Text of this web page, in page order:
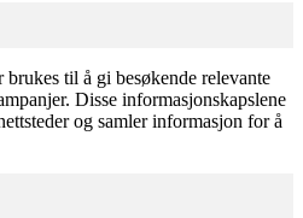
til å gi besøkende relevante
Disse informasjonskapslene
og samler informasjon for å